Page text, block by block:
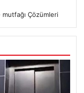
Çözümleri